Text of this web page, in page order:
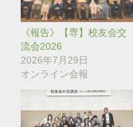
共
有
(
新
し
い
ウ
ィ
ン
ド
ウ
で
開
は
ク
リ
ッ
し
て
く
だ
さ
い
(
新
《報告》【専】校友会交
流会2026
2026年7月29日
オンライン会報